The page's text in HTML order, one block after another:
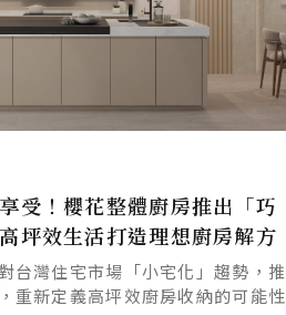
受！櫻花整體廚房推出「巧
坪效生活打造理想廚房解方
台灣住宅市場「小宅化」趨勢，推
重新定義高坪效廚房收納的可能性